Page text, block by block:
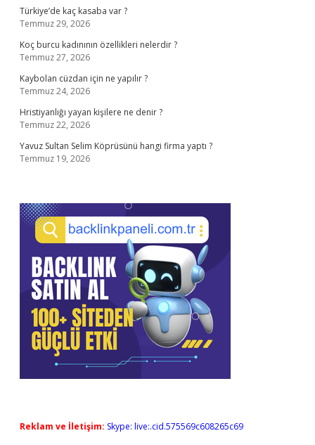
Türkiye’de kaç kasaba var ?
Temmuz 29, 2026
Koç burcu kadınının özellikleri nelerdir ?
Temmuz 27, 2026
Kaybolan cüzdan için ne yapılır ?
Temmuz 24, 2026
Hristiyanlığı yayan kişilere ne denir ?
Temmuz 22, 2026
Yavuz Sultan Selim Köprüsünü hangi firma yaptı ?
Temmuz 19, 2026
Reklam ve İletişim: Skype: live:.cid.575569c608265c69